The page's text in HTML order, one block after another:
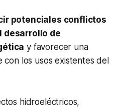
potenciales conflictos
desarrollo de
y favorecer una
con los usos existentes del
hidroeléctricos,